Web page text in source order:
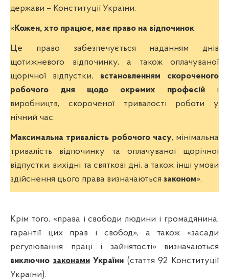
держави – Конституції України:
«Кожен, хто працює, має право на відпочинок.
Це право забезпечується наданням днів
щотижневого відпочинку, а також оплачуваної
щорічної відпустки, встановленням скороченого
робочого дня щодо окремих професій і
виробництв, скороченої тривалості роботи у
нічний час.
Максимальна тривалість робочого часу, мінімальна
тривалість відпочинку та оплачуваної щорічної
відпустки, вихідні та святкові дні, а також інші умови
здійснення цього права визначаються законом».
Крім того, «права і свободи людини і громадянина,
гарантії цих прав і свобод», а також «засади
регулювання праці і зайнятості» визначаються
виключно законамиУкраїни (стаття 92 Конституції
України).